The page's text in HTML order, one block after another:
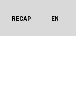
RECAP EN